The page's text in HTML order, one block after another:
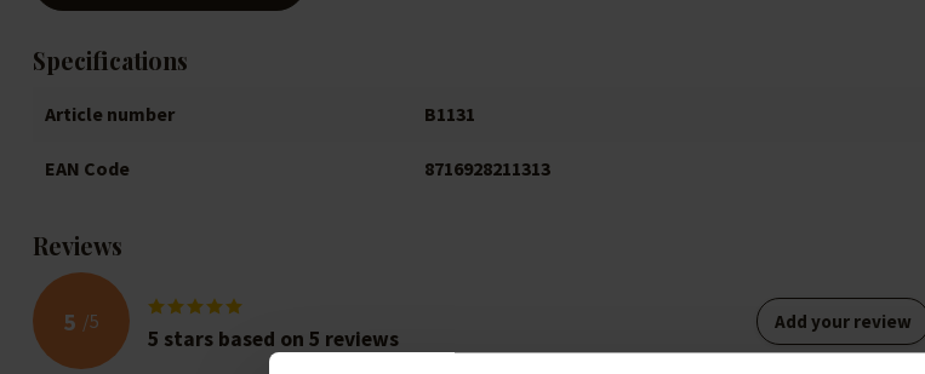
Specifications
Article number B1131
EAN Code 8716928211313
Reviews
5 /5
5 stars based on 5 reviews
Add your review